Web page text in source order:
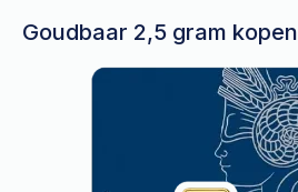
Goudbaar 2,5 gram kopen